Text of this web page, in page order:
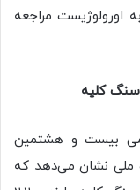
اورولوژیست مراجعه
بیست و هشتمین
ملی نشان می‌دهد که